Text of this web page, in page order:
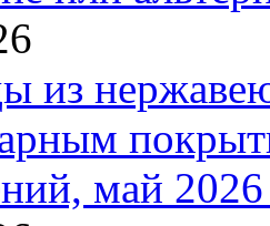
из
май 2026